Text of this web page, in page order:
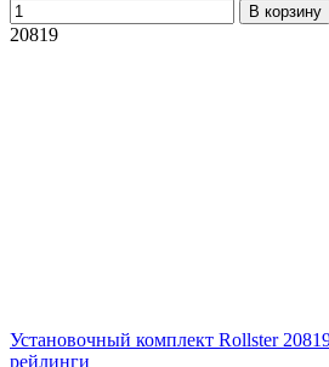
В корзину
20819
Установочный комплект Rollster
рейлинги